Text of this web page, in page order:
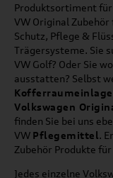
Produktsortiment für
VW Original
Schutz, Pflege &
Trägersysteme. Sie
VW Golf? Oder Sie
ausstatten? Selbst
Volkswagen
finden Sie bei uns
VW Pflegemittel.
Zubehör Produkte
Jedes einzelne